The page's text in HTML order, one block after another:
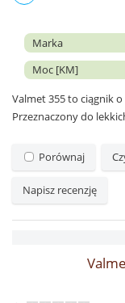
Marka
Moc [KM]
Valmet 355 to ciągnik
Przeznaczony do
Porównaj
Napisz recenzję